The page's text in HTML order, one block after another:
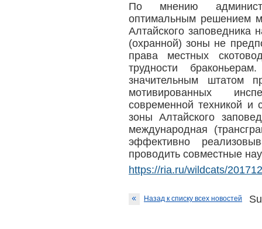
По мнению
оптимальным решением
Алтайского заповедника
(охранной) зоны не
права местных
трудности
значительным штатом
мотивированных
современной техникой и
зоны Алтайского
международная
эффективно
проводить совместные
https://ria.ru/wildcats/
Назад к списку всех новостей